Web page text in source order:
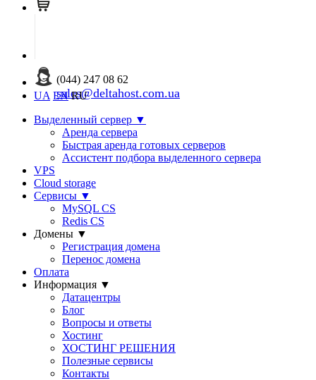
(044) 247 08 62
sales@deltahost.com.ua
UA EN RU
Выделенный сервер ▼
Аренда сервера
Быстрая аренда готовых серверов
Ассистент подбора выделенного сервера
VPS
Cloud storage
Сервисы ▼
MySQL CS
Redis CS
Домены ▼
Регистрация домена
Перенос домена
Оплата
Информация ▼
Датацентры
Блог
Вопросы и ответы
Хостинг
ХОСТИНГ РЕШЕНИЯ
Полезные сервисы
Контакты